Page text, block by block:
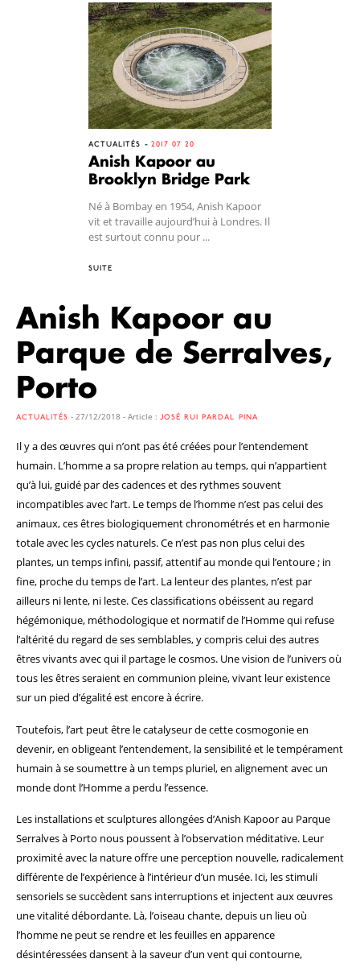
ACTUALITÉS 2017 07 20
Anish Kapoor au
Brooklyn Bridge Park
Né à Bombay en 1954, Anish Kapoor
vit et travaille aujourd’hui à Londres. Il
est surtout connu pour ...
SUITE
Anish Kapoor au
Parque de Serralves,
Porto
ACTUALITÉS - 27/12/2018 - Article : JOSÉ RUI PARDAL PINA
Il y a des œuvres qui n’ont pas été créées pour l’entendement
humain. L’homme a sa propre relation au temps, qui n’appartient
qu’à lui, guidé par des cadences et des rythmes souvent
incompatibles avec l’art. Le temps de l’homme n’est pas celui des
animaux, ces êtres biologiquement chronométrés et en harmonie
totale avec les cycles naturels. Ce n’est pas non plus celui des
plantes, un temps infini, passif, attentif au monde qui l’entoure ; in
fine, proche du temps de l’art. La lenteur des plantes, n’est par
ailleurs ni lente, ni leste. Ces classifications obéissent au regard
hégémonique, méthodologique et normatif de l’Homme qui refuse
l’altérité du regard de ses semblables, y compris celui des autres
êtres vivants avec qui il partage le cosmos. Une vision de l’univers où
tous les êtres seraient en communion pleine, vivant leur existence
sur un pied d’égalité est encore à écrire.
Toutefois, l’art peut être le catalyseur de cette cosmogonie en
devenir, en obligeant l’entendement, la sensibilité et le tempérament
humain à se soumettre à un temps pluriel, en alignement avec un
monde dont l’Homme a perdu l’essence.
Les installations et sculptures allongées d’Anish Kapoor au Parque
Serralves à Porto nous poussent à l’observation méditative. Leur
proximité avec la nature offre une perception nouvelle, radicalement
différente de l’expérience à l’intérieur d’un musée. Ici, les stimuli
sensoriels se succèdent sans interruptions et injectent aux œuvres
une vitalité débordante. Là, l’oiseau chante, depuis un lieu où
l’homme ne peut se rendre et les feuilles en apparence
désintéressées dansent à la saveur d’un vent qui contourne,